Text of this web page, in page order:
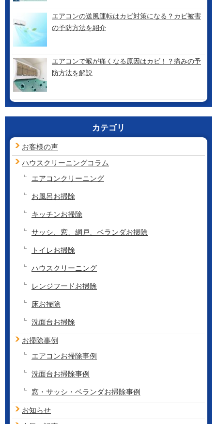
エアコンの送風運転はカビ対策になる？カビ被害
の予防方法を紹介
エアコンで喉が痛くなる原因はカビ！？痛みの予
防方法を解説
カテゴリ
お客様の声
ハウスクリーニングコラム
エアコンクリーニング
お風呂お掃除
キッチンお掃除
サッシ、窓、網戸、ベランダお掃除
トイレお掃除
ハウスクリーニング
レンジフードお掃除
床お掃除
洗面台お掃除
お掃除事例
エアコンお掃除事例
洗面台お掃除事例
窓・サッシ・ベランダお掃除事例
お知らせ